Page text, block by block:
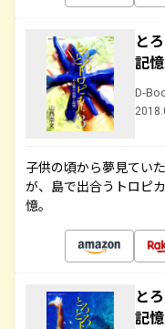
と
記
D-
子供の頃から夢見てい
が、島で出合うトロピ
憶。
と
記